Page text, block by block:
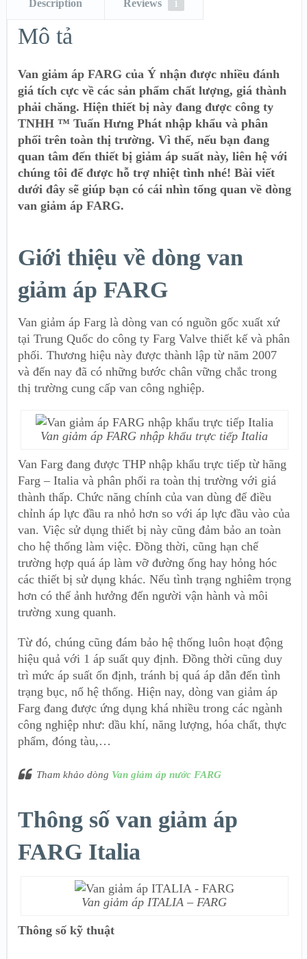
Description Reviews 1
Mô tả
Van giảm áp FARG của Ý nhận được nhiều đánh
giá tích cực về các sản phẩm chất lượng, giá thành
phải chăng. Hiện thiết bị này đang được công ty
TNHH ™ Tuấn Hưng Phát nhập khẩu và phân
phối trên toàn thị trường. Vì thế, nếu bạn đang
quan tâm đến thiết bị giảm áp suất này, liên hệ với
chúng tôi để được hỗ trợ nhiệt tình nhé! Bài viết
dưới đây sẽ giúp bạn có cái nhìn tổng quan về dòng
van giảm áp FARG.
Giới thiệu về dòng van
giảm áp FARG
Van giảm áp Farg là dòng van có nguồn gốc xuất xứ
tại Trung Quốc do công ty Farg Valve thiết kế và phân
phối. Thương hiệu này được thành lập từ năm 2007
và đến nay đã có những bước chân vững chắc trong
thị trường cung cấp van công nghiệp.
Van giảm áp FARG nhập khẩu trực tiếp Italia
Van Farg đang được THP nhập khẩu trực tiếp từ hãng
Farg – Italia và phân phối ra toàn thị trường với giá
thành thấp. Chức năng chính của van dùng để điều
chỉnh áp lực đầu ra nhỏ hơn so với áp lực đầu vào của
van. Việc sử dụng thiết bị này cũng đảm bảo an toàn
cho hệ thống làm việc. Đồng thời, cũng hạn chế
trường hợp quá áp làm vỡ đường ống hay hỏng hóc
các thiết bị sử dụng khác. Nếu tình trạng nghiêm trọng
hơn có thể ảnh hưởng đến người vận hành và môi
trường xung quanh.
Từ đó, chúng cũng đám bảo hệ thống luôn hoạt động
hiệu quả với 1 áp suất quy định. Đồng thời cũng duy
trì mức áp suất ổn định, tránh bị quá áp dẫn đến tình
trạng bục, nổ hệ thống. Hiện nay, dòng van giảm áp
Farg đang được ứng dụng khá nhiều trong các ngành
công nghiệp như: dầu khí, năng lượng, hóa chất, thực
phẩm, đóng tàu,…
Tham khảo dòng Van giảm áp nước FARG
Thông số van giảm áp
FARG Italia
Van giảm áp ITALIA – FARG
Thông số kỹ thuật